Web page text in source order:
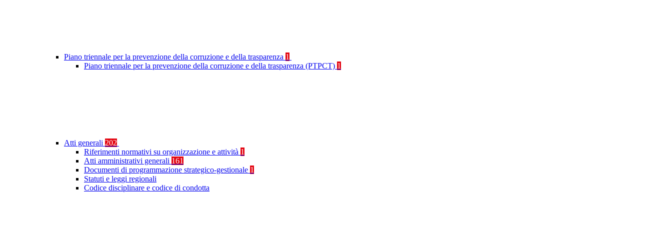
Piano triennale per la prevenzione della corruzione e della trasparenza 1
Piano triennale per la prevenzione della corruzione e della trasparenza (PTPCT) 1
Atti generali 202
Riferimenti normativi su organizzazione e attività 1
Atti amministrativi generali 161
Documenti di programmazione strategico-gestionale 1
Statuti e leggi regionali
Codice disciplinare e codice di condotta